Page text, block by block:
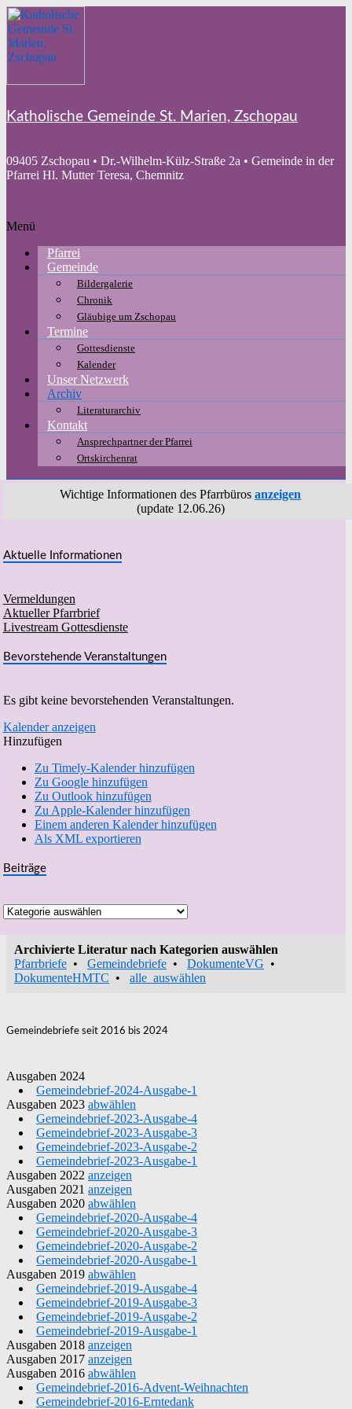
Zum
Inhalt
springen
Katholische Gemeinde St. Marien, Zschopau
09405 Zschopau • Dr.-Wilhelm-Külz-Straße 2a • Gemeinde in der
Pfarrei Hl. Mutter Teresa, Chemnitz
Menü
Pfarrei
Gemeinde
Bildergalerie
Chronik
Gläubige um Zschopau
Termine
Gottesdienste
Kalender
Unser Netzwerk
Archiv
Literaturarchiv
Kontakt
Ansprechpartner der Pfarrei
Ortskirchenrat
Wichtige Informationen des Pfarrbürosanzeigen
(update 12.06.26)
Aktuelle Informationen
Vermeldungen
Aktueller Pfarrbrief
Livestream Gottesdienste
Bevorstehende Veranstaltungen
Es gibt keine bevorstehenden Veranstaltungen.
Kalender anzeigen
Hinzufügen
Zu Timely-Kalender hinzufügen
Zu Google hinzufügen
Zu Outlook hinzufügen
Zu Apple-Kalender hinzufügen
Einem anderen Kalender hinzufügen
Als XML exportieren
Beiträge
Beiträge
Archivierte Literatur nach Kategorien auswählen
Pfarrbriefe • Gemeindebriefe • DokumenteVG •
DokumenteHMTC • alle_auswählen
Gemeindebriefe seit 2016 bis 2024
Ausgaben 2024
Gemeindebrief-2024-Ausgabe-1
Ausgaben 2023 abwählen
Gemeindebrief-2023-Ausgabe-4
Gemeindebrief-2023-Ausgabe-3
Gemeindebrief-2023-Ausgabe-2
Gemeindebrief-2023-Ausgabe-1
Ausgaben 2022 anzeigen
Ausgaben 2021 anzeigen
Ausgaben 2020 abwählen
Gemeindebrief-2020-Ausgabe-4
Gemeindebrief-2020-Ausgabe-3
Gemeindebrief-2020-Ausgabe-2
Gemeindebrief-2020-Ausgabe-1
Ausgaben 2019 abwählen
Gemeindebrief-2019-Ausgabe-4
Gemeindebrief-2019-Ausgabe-3
Gemeindebrief-2019-Ausgabe-2
Gemeindebrief-2019-Ausgabe-1
Ausgaben 2018 anzeigen
Ausgaben 2017 anzeigen
Ausgaben 2016 abwählen
Gemeindebrief-2016-Advent-Weihnachten
Gemeindebrief-2016-Erntedank